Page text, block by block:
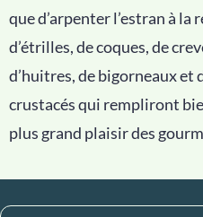
que d’arpenter l’estran à la
d’étrilles, de coques, de
d’huitres, de bigorneaux et
crustacés qui rempliront
plus grand plaisir des